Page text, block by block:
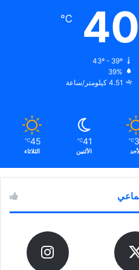
40
℃
43º - 39º
39%
4.51 كيلومتر/ساعة
℃
41
℃
الأثنين
45
℃
الثلاثاء